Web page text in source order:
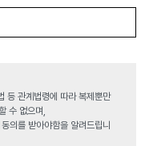
등 관계법령에 따라 복제뿐만
수 없으며,
의를 받아야함을 알려드립니